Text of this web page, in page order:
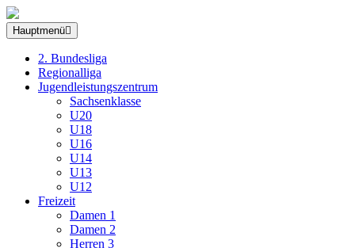
Hauptmenü
2. Bundesliga
Regionalliga
Jugendleistungszentrum
Sachsenklasse
U20
U18
U16
U14
U13
U12
Freizeit
Damen 1
Damen 2
Herren 3